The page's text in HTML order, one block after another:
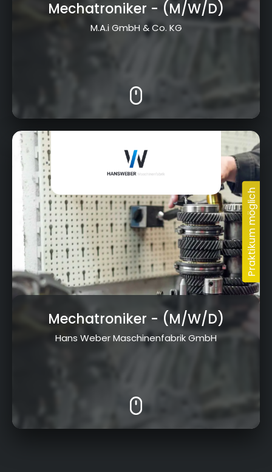
Mechatroniker - (M/W/D)
M.A.i GmbH & Co. KG
Mechatroniker - (M/W/D)
Hans Weber Maschinenfabrik GmbH